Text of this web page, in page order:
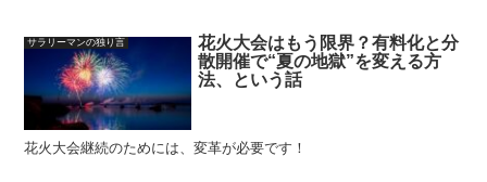
サラリーマンの独り言
花火大会はもう限界？有料化と分
散開催で“夏の地獄”を変える方
法、という話
花火大会継続のためには、変革が必要です！